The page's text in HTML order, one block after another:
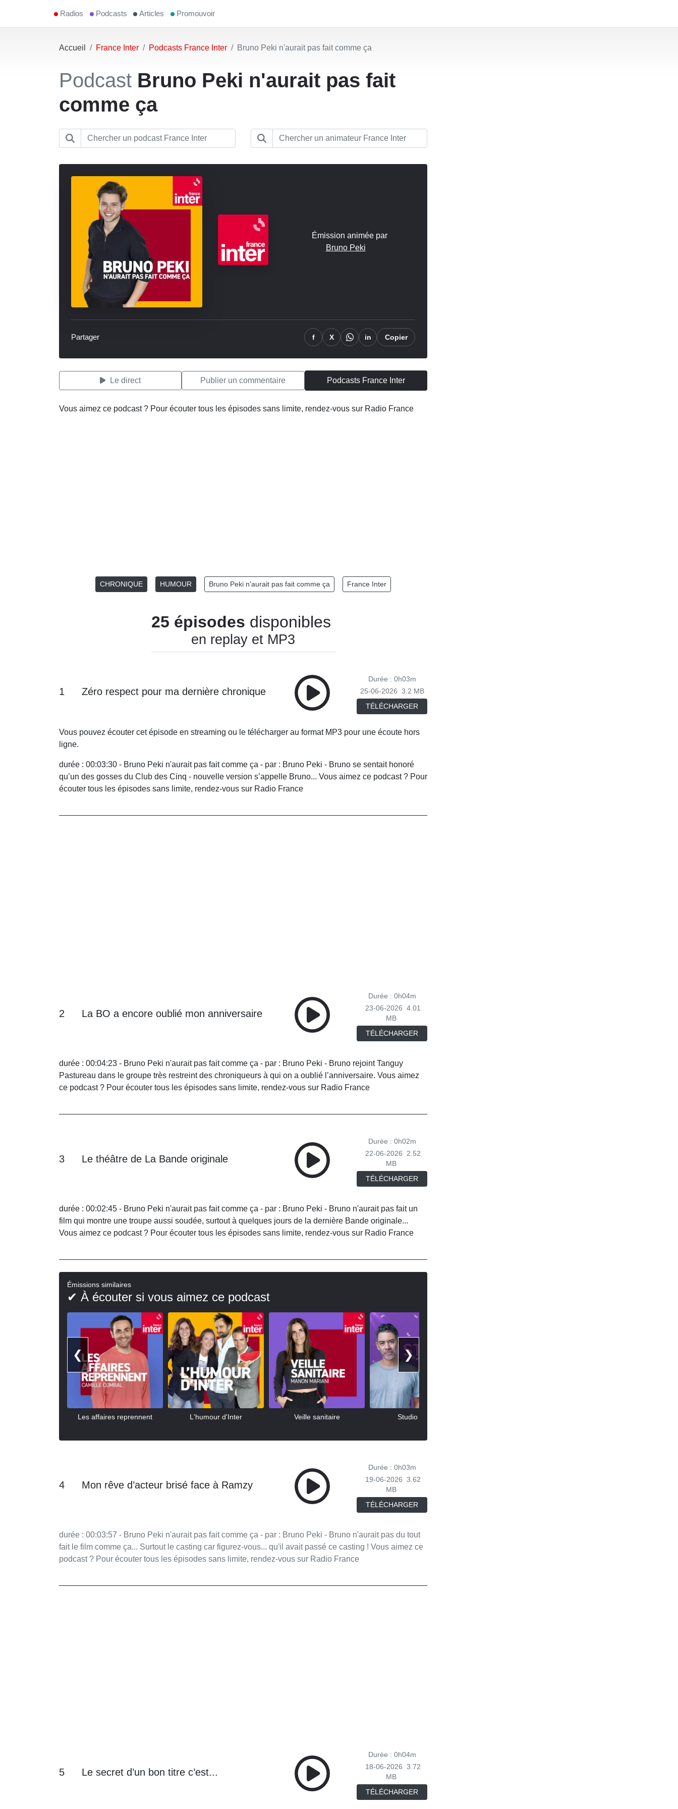
Radios Podcasts Articles Promouvoir
Accueil France Inter Podcasts France Inter Bruno Peki n'aurait pas fait comme ça
Podcast Bruno Peki n'aurait pas fait
comme ça
Émission animée par
Bruno Peki
Partager f X in Copier
Le direct Publier un commentaire Podcasts France Inter
Vous aimez ce podcast ? Pour écouter tous les épisodes sans limite, rendez-vous sur Radio France
CHRONIQUE HUMOUR Bruno Peki n'aurait pas fait comme ça France Inter
25 épisodes disponibles
en replay et MP3
1 Zéro respect pour ma dernière chronique
Durée : 0h03m
25-06-2026 3.2 MB
TÉLÉCHARGER
Vous pouvez écouter cet épisode en streaming ou le télécharger au format MP3 pour une écoute hors
ligne.
durée : 00:03:30 - Bruno Peki n'aurait pas fait comme ça - par : Bruno Peki - Bruno se sentait honoré
qu’un des gosses du Club des Cinq - nouvelle version s’appelle Bruno... Vous aimez ce podcast ? Pour
écouter tous les épisodes sans limite, rendez-vous sur Radio France
2 La BO a encore oublié mon anniversaire
Durée : 0h04m
23-06-2026
4.01
MB
TÉLÉCHARGER
durée : 00:04:23 - Bruno Peki n'aurait pas fait comme ça - par : Bruno Peki - Bruno rejoint Tanguy
Pastureau dans le groupe très restreint des chroniqueurs à qui on a oublié l’anniversaire. Vous aimez
ce podcast ? Pour écouter tous les épisodes sans limite, rendez-vous sur Radio France
3 Le théâtre de La Bande originale
Durée : 0h02m
22-06-2026
2.52
MB
TÉLÉCHARGER
durée : 00:02:45 - Bruno Peki n'aurait pas fait comme ça - par : Bruno Peki - Bruno n'aurait pas fait un
film qui montre une troupe aussi soudée, surtout à quelques jours de la dernière Bande originale...
Vous aimez ce podcast ? Pour écouter tous les épisodes sans limite, rendez-vous sur Radio France
Émissions similaires
✔ À écouter si vous aimez ce podcast
❮
Les affaires reprennent L'humour d'Inter Veille sanitaire Studio Payet
❯
4 Mon rêve d’acteur brisé face à Ramzy
Durée : 0h03m
19-06-2026
3.62
MB
TÉLÉCHARGER
durée : 00:03:57 - Bruno Peki n'aurait pas fait comme ça - par : Bruno Peki - Bruno n'aurait pas du tout
fait le film comme ça... Surtout le casting car figurez-vous... qu'il avait passé ce casting ! Vous aimez ce
podcast ? Pour écouter tous les épisodes sans limite, rendez-vous sur Radio France
5 Le secret d’un bon titre c’est...
Durée : 0h04m
18-06-2026
3.72
MB
TÉLÉCHARGER